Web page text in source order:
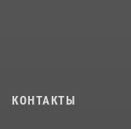
КОНТАКТЫ